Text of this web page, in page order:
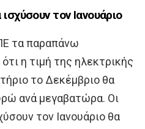
τον Ιανουάριο
τα παραπάνω
η τιμή της ηλεκτρικής
το Δεκέμβριο θα
ανά μεγαβατώρα. Οι
τον Ιανουάριο θα